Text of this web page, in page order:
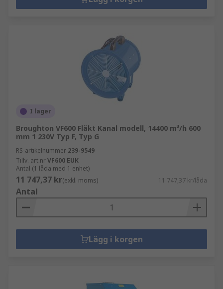
I lager
Broughton VF600 Fläkt Kanal modell, 14400 m³/h 600
mm 1 230V Typ F, Typ G
RS-artikelnummer 239-9549
Tillv. art.nrVF600 EUK
Antal (1 låda med 1 enhet)
11 747,37 kr(exkl. moms) 11 747,37 kr/låda
Antal
Lägg i korgen